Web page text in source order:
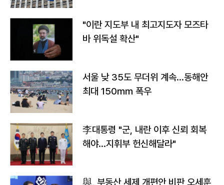
"이란 지도부 내 최고지도자 모즈타
바 위독설 확산"
서울 낮 35도 무더위 계속…동해안
최대 150㎜ 폭우
李대통령 "군, 내란 이후 신뢰 회복
해야…지휘부 헌신해달라"
與, 부동산 세제 개편안 비판 오세훈